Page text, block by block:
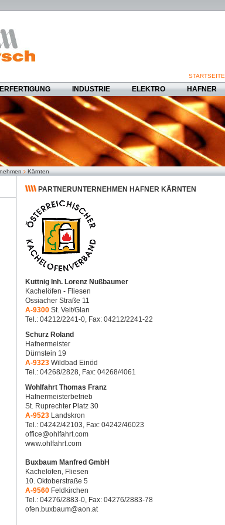
STARTSEITE
INDUSTRIE ELEKTRO HAFNER
Kärnten
PARTNERUNTERNEHMEN HAFNER KÄRNTEN
Kuttnig Inh. Lorenz Nußbaumer
Kachelöfen - Fliesen
Ossiacher Straße 11
A-9300 St. Veit/Glan
Tel.: 04212/2241-0, Fax: 04212/2241-22
Schurz Roland
Hafnermeister
Dürnstein 19
A-9323 Wildbad Einöd
Tel.: 04268/2828, Fax: 04268/4061
Wohlfahrt Thomas Franz
Hafnermeisterbetrieb
St. Ruprechter Platz 30
A-9523 Landskron
Tel.: 04242/42103, Fax: 04242/46023
office@ohlfahrt.com
www.ohlfahrt.com
Buxbaum Manfred GmbH
Kachelöfen, Fliesen
10. Oktoberstraße 5
A-9560 Feldkirchen
Tel.: 04276/2883-0, Fax: 04276/2883-78
ofen.buxbaum@aon.at